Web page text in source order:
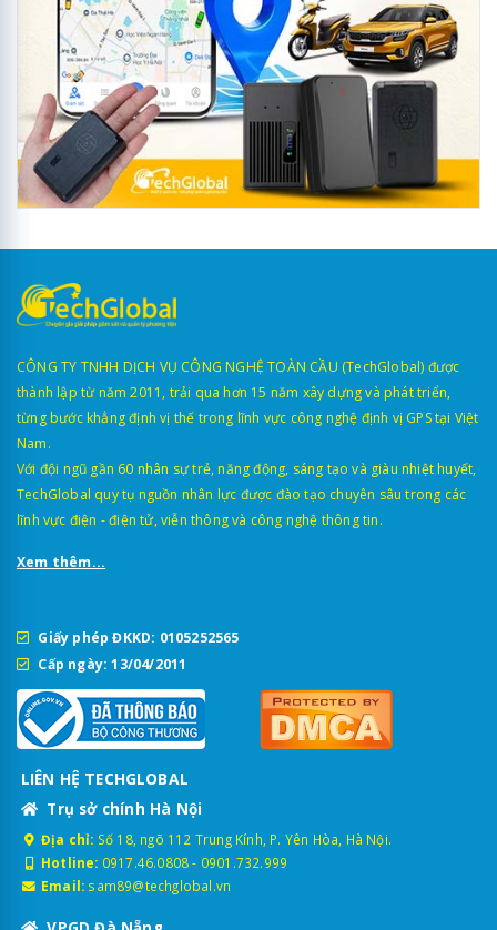
CÔNG TY TNHH DỊCH VỤ CÔNG NGHỆ TOÀN CẦU (TechGlobal) được
thành lập từ năm 2011, trải qua hơn 15 năm xây dựng và phát triển,
từng bước khẳng định vị thế trong lĩnh vực công nghệ định vị GPS tại Việt
Nam.
Với đội ngũ gần 60 nhân sự trẻ, năng động, sáng tạo và giàu nhiệt huyết,
TechGlobal quy tụ nguồn nhân lực được đào tạo chuyên sâu trong các
lĩnh vực điện - điện tử, viễn thông và công nghệ thông tin.
Xem thêm...
Giấy phép ĐKKD: 0105252565
Cấp ngày: 13/04/2011
LIÊN HỆ TECHGLOBAL
Trụ sở chính Hà Nội
Địa chỉ: Số 18, ngõ 112 Trung Kính, P. Yên Hòa, Hà Nội.
Hotline: 0917.46.0808- 0901.732.999
Email: sam89@techglobal.vn